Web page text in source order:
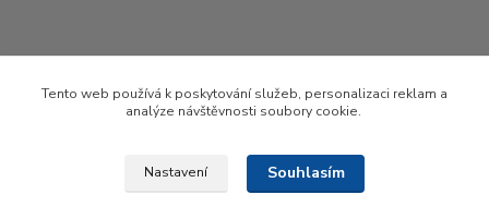
Upravit sběr cookies.
Tento web používá k poskytování služeb, personalizaci reklam a
analýze návštěvnosti soubory cookie.
Nastavení Souhlasím